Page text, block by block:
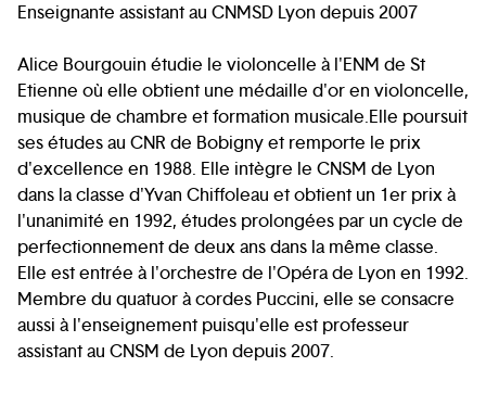
Enseignante assistant au CNMSD Lyon depuis 2007
Alice Bourgouin étudie le violoncelle à l'ENM de St
Etienne où elle obtient une médaille d'or en violoncelle,
musique de chambre et formation musicale.Elle poursuit
ses études au CNR de Bobigny et remporte le prix
d'excellence en 1988. Elle intègre le CNSM de Lyon
dans la classe d'Yvan Chiffoleau et obtient un 1er prix à
l'unanimité en 1992, études prolongées par un cycle de
perfectionnement de deux ans dans la même classe.
Elle est entrée à l'orchestre de l'Opéra de Lyon en 1992.
Membre du quatuor à cordes Puccini, elle se consacre
aussi à l'enseignement puisqu'elle est professeur
assistant au CNSM de Lyon depuis 2007.